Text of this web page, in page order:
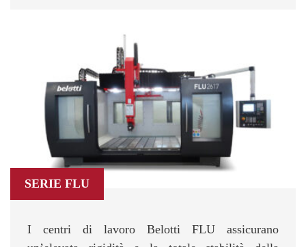
SERIE FLU
I centri di lavoro Belotti FLU assicurano